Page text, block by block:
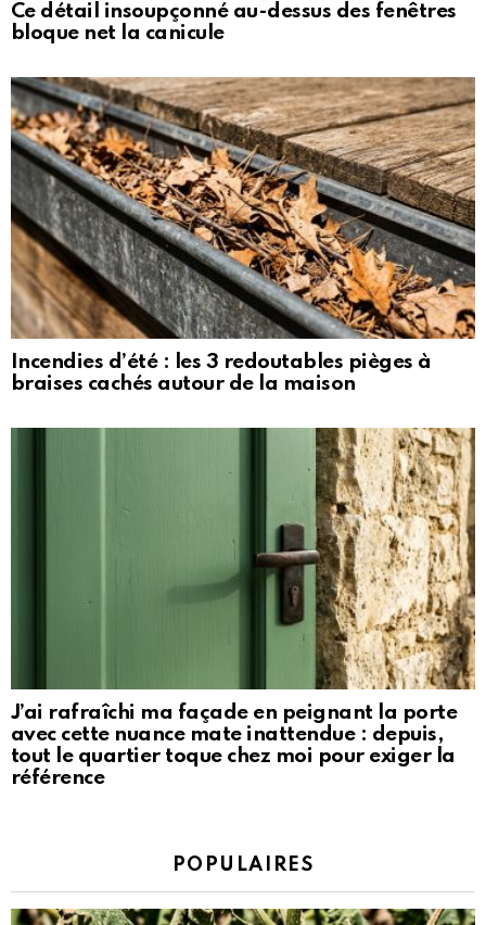
Ce détail insoupçonné au-dessus des fenêtres
bloque net la canicule
Incendies d’été : les 3 redoutables pièges à
braises cachés autour de la maison
J’ai rafraîchi ma façade en peignant la porte
avec cette nuance mate inattendue : depuis,
tout le quartier toque chez moi pour exiger la
référence
POPULAIRES